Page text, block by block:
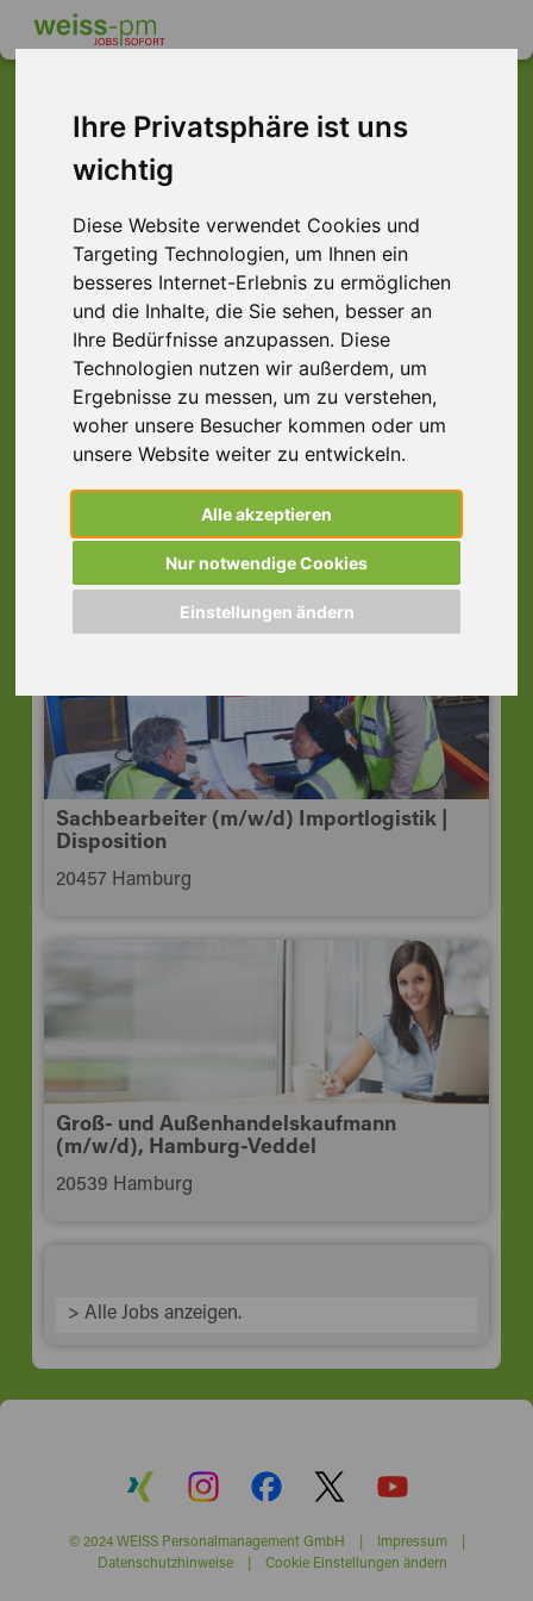
Ihre Privatsphäre ist uns
wichtig
Diese Website verwendet Cookies und
Targeting Technologien, um Ihnen ein
besseres Internet-Erlebnis zu ermöglichen
und die Inhalte, die Sie sehen, besser an
Ihre Bedürfnisse anzupassen. Diese
Technologien nutzen wir außerdem, um
Ergebnisse zu messen, um zu verstehen,
woher unsere Besucher kommen oder um
unsere Website weiter zu entwickeln.
Alle akzeptieren
Nur notwendige Cookies
Einstellungen ändern
Dieser Job ist leider
nicht mehr verfügbar ...
... aber vielleicht ist hier etwas dabei:
Speditionskaufmann (m/w/d)
Speditionskauffrau | TZ | VZ
20457 Hamburg
Sachbearbeiter (m/w/d) Importlogistik |
Disposition
20457 Hamburg
Groß- und Außenhandelskaufmann
(m/w/d), Hamburg-Veddel
20539 Hamburg
> Alle Jobs anzeigen.
© 2024 WEISS Personalmanagement GmbH | Impressum|
Datenschutzhinweise| Cookie Einstellungen ändern